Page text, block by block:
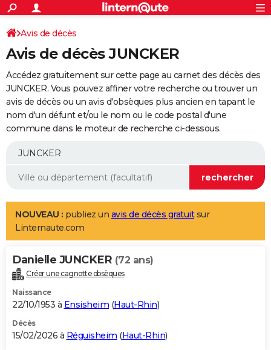
ACTUALITÉS
Politique
Société
Faits Divers
Education
Monde
Villes
+
SPORT
Coupe du monde 2026
Football
Tennis
Cyclisme
Rugby
Forum
Programme TV
TNT
Streaming
Cinéma
Sorties cinéma
Musique
+
FINANCE
Retraite
Epargne
Immobilier
Risques naturels par ville
Banque
Assurance
AUTO
Essais
Réserver un essai
Citadines
Berlines
SUV
Forum auto
+
Mobiles
Meilleur smartphone
Internet
Ordinateurs
Jeux vidéo
Guide high-tech
Aménagement intérieur
LIFESTYLE
Art de vivre
Bien-être
Loisirs
Mode
Modes de vie
Alimentation
Guide de la santé
Maladies
Médicaments
Sommeil
VOYAGE
Destinations
City break
Voyage nature
Voyage de noces
Forum
Climat
+PHOTO
GUIDES D'ACHAT
BONS PLANS
Avis de décès
Avis de décès JUNCKER
Accédez gratuitement sur cette page au carnet des décès des
JUNCKER. Vous pouvez affiner votre recherche ou trouver un
avis de décès ou un avis d'obsèques plus ancien en tapant le
nom d'un défunt et/ou le nom ou le code postal d'une
commune dans le moteur de recherche ci-dessous.
NOUVEAU : publiez un avis de décès gratuitsur
Linternaute.com
Danielle JUNCKER (72 ans)
Créer une cagnotte obsèques
Naissance
22/10/1953 à Ensisheim (Haut-Rhin)
Décès
15/02/2026 à Réguisheim (Haut-Rhin)